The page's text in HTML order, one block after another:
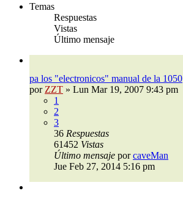
Temas
Respuestas
Vistas
Último mensaje
pa los "electronicos" manual de la 1050
por ZZT » Lun Mar 19, 2007 9:43 pm
1
2
3
36 Respuestas
61452 Vistas
Último mensaje porcaveMan
Jue Feb 27, 2014 5:16 pm